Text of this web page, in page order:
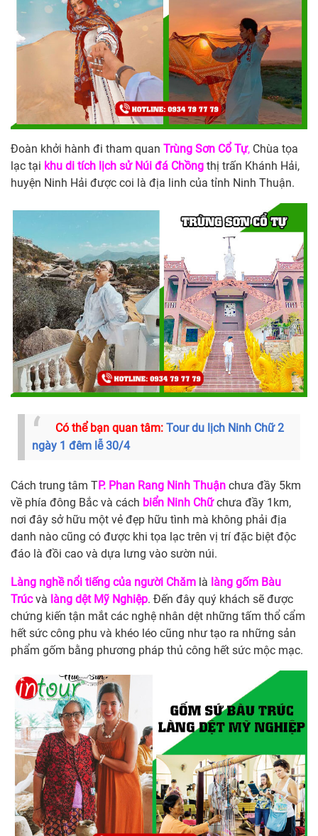
Đoàn khởi hành đi tham quan Trùng Sơn Cổ Tự, Chùa tọa
lạc tại khu di tích lịch sử Núi đá Chồng thị trấn Khánh Hải,
huyện Ninh Hải được coi là địa linh của tỉnh Ninh Thuận.
Có thể bạn quan tâm: Tour du lịch Ninh Chữ 2
ngày 1 đêm lễ 30/4
Cách trung tâm TP. Phan Rang Ninh Thuận chưa đầy 5km
về phía đông Bắc và cách biển Ninh Chữchưa đầy 1km,
nơi đây sở hữu một vẻ đẹp hữu tình mà không phải địa
danh nào cũng có được khi tọa lạc trên vị trí đặc biệt độc
đáo là đồi cao và dựa lưng vào sườn núi.
Làng nghề nổi tiếng của người Chăm là làng gốm Bàu
Trúcvà làng dệt Mỹ Nghiệp. Đến đây quý khách sẽ được
chứng kiến tận mắt các nghệ nhân dệt những tấm thổ cẩm
hết sức công phu và khéo léo cũng như tạo ra những sản
phẩm gốm bằng phương pháp thủ công hết sức mộc mạc.